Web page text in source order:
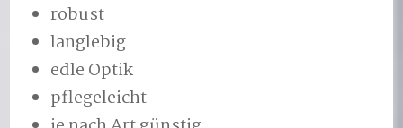
robust
langlebig
edle Optik
pflegeleicht